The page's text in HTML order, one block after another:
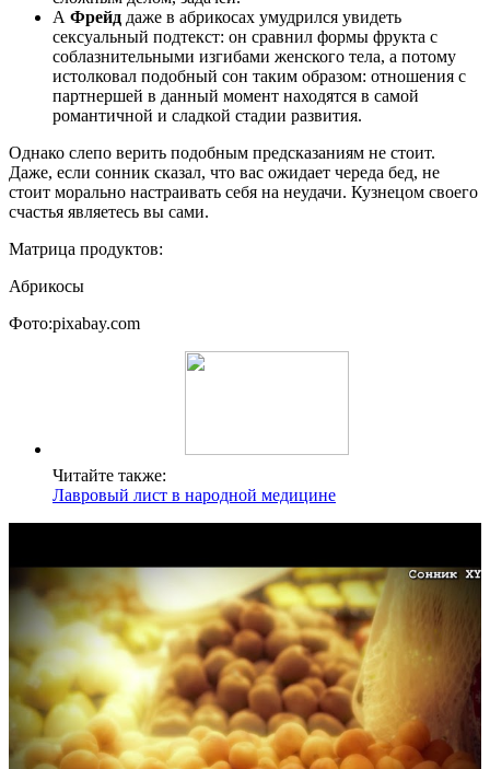
А Фрейд даже в абрикосах умудрился увидеть
сексуальный подтекст: он сравнил формы фрукта с
соблазнительными изгибами женского тела, а потому
истолковал подобный сон таким образом: отношения с
партнершей в данный момент находятся в самой
романтичной и сладкой стадии развития.
Однако слепо верить подобным предсказаниям не стоит.
Даже, если сонник сказал, что вас ожидает череда бед, не
стоит морально настраивать себя на неудачи. Кузнецом своего
счастья являетесь вы сами.
Матрица продуктов:
Абрикосы
Фото:pixabay.com
Читайте также:
Лавровый лист в народной медицине